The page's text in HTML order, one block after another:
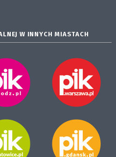
W INNYCH MIASTACH